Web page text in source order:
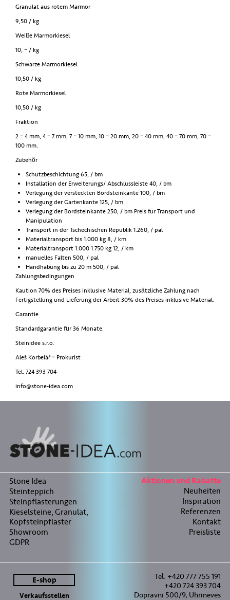
Granulat aus rotem Marmor
9,50 / kg
Weiße Marmorkiesel
10, – / kg
Schwarze Marmorkiesel
10,50 / kg
Rote Marmorkiesel
10,50 / kg
Fraktion
2 – 4 mm, 4 – 7 mm, 7 – 10 mm, 10 – 20 mm, 20 – 40 mm, 40 – 70 mm, 70 –
100 mm.
Zubehör
Schutzbeschichtung 65, / bm
Installation der Erweiterungs/ Abschlussleiste 40, / bm
Verlegung der versteckten Bordsteinkante 100, / bm
Verlegung der Gartenkante 125, / bm
Verlegung der Bordsteinkante 250, / bm Preis für Transport und
Manipulation
Transport in der Tschechischen Republik 1.260, / pal
Materialtransport bis 1.000 kg 8, / km
Materialtransport 1.000 1.750 kg 12, / km
manuelles Falten 500, / pal
Handhabung bis zu 20 m 500, / pal
Zahlungsbedingungen
Kaution 70% des Preises inklusive Material, zusätzliche Zahlung nach
Fertigstellung und Lieferung der Arbeit 30% des Preises inklusive Material.
Garantie
Standardgarantie für 36 Monate.
Steinidee s.r.o.
Aleš Korbelář – Prokurist
Tel. 724 393 704
info@stone-idea.com
Stone Idea
Steinteppich
Steinpflasterungen
Kieselsteine, Granulat,
Kopfsteinpflaster
Showroom
GDPR
Aktionen und Rabatte
Neuheiten
Inspiration
Referenzen
Kontakt
Preisliste
E-shop
Verkaufsstellen
Tel. +420 777 755 191
+420 724 393 704
Dopravni 500/9, Uhrineves